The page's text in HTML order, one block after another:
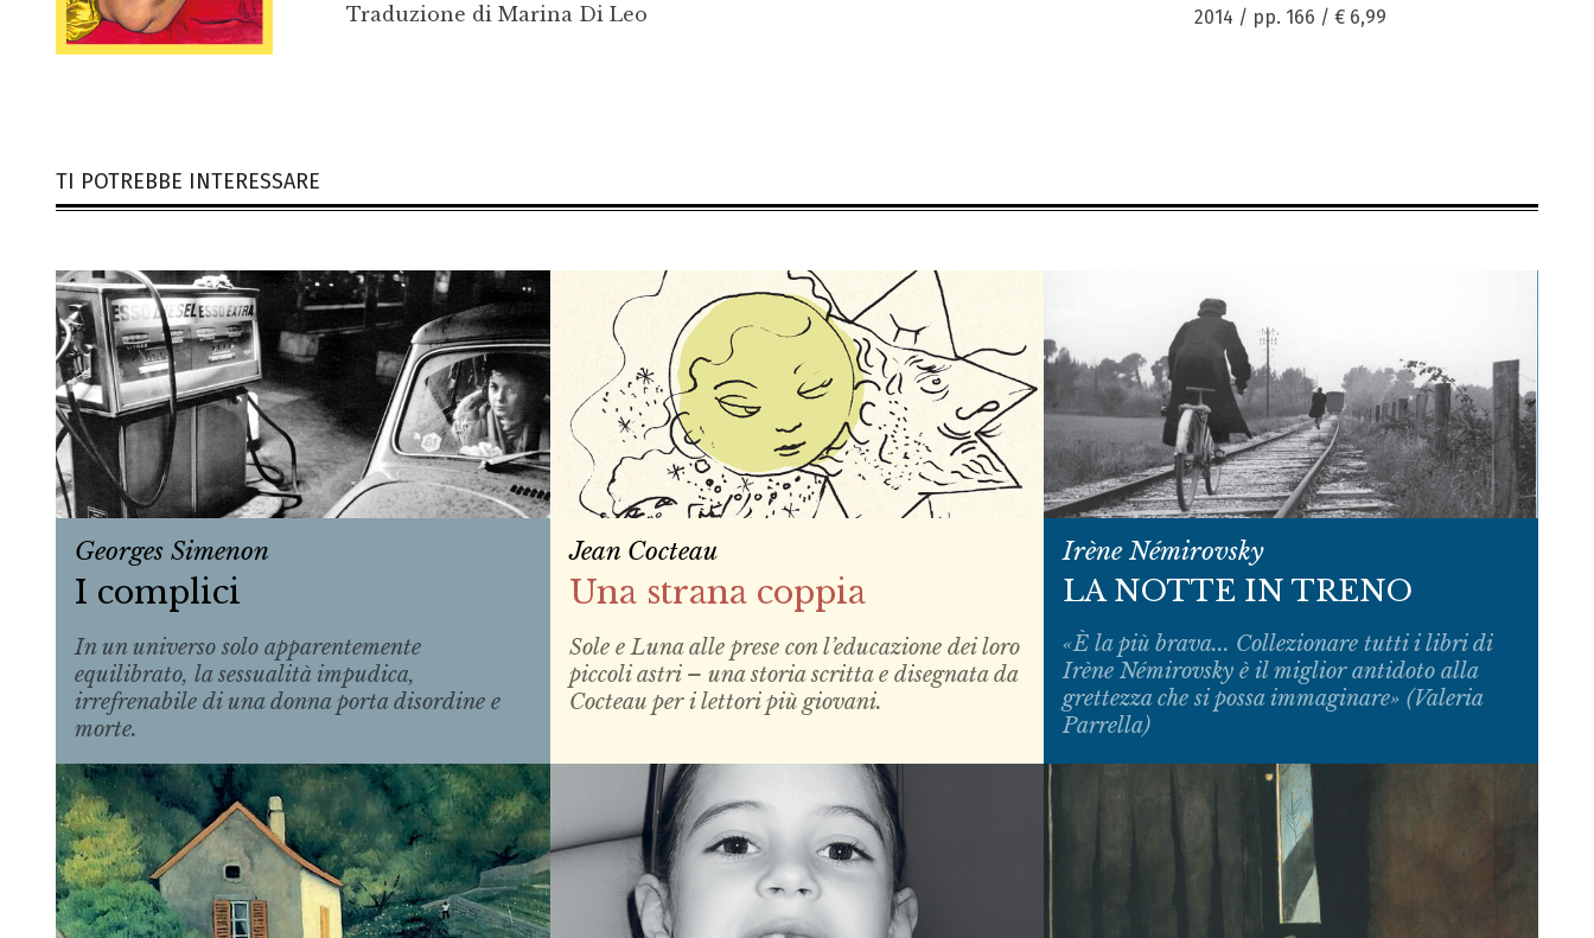
Traduzione di Marina Di Leo
2014 / pp. 166 / € 6,99
TI POTREBBE INTERESSARE
Georges Simenon
I complici
In un universo solo apparentemente
equilibrato, la sessualità impudica,
irrefrenabile di una donna porta disordine e
morte.
Jean Cocteau
Una strana coppia
Sole e Luna alle prese con l’educazione dei loro
piccoli astri – una storia scritta e disegnata da
Cocteau per i lettori più giovani.
Irène Némirovsky
LA NOTTE IN TRENO
«È la più brava... Collezionare tutti i libri di
Irène Némirovsky è il miglior antidoto alla
grettezza che si possa immaginare» (Valeria
Parrella)